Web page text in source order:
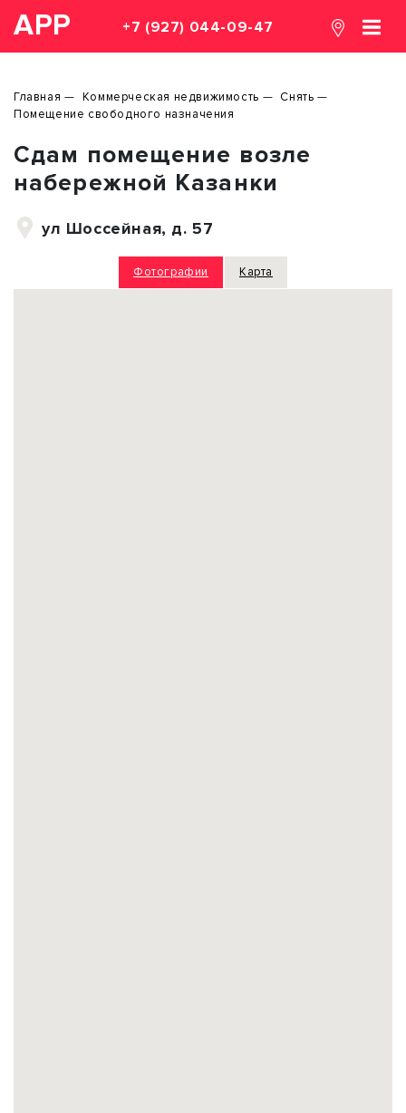
АРР +7 (927) 044-09-47
Главная Коммерческая недвижимость
Снять
Помещение свободного назначения
Сдам помещение возле
набережной Казанки
ул Шоссейная, д. 57
Фотографии Карта